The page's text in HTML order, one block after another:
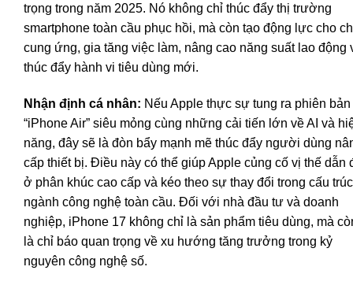
trọng trong năm 2025. Nó không chỉ thúc đẩy thị trường
smartphone toàn cầu phục hồi, mà còn tạo động lực cho
cung ứng, gia tăng việc làm, nâng cao năng suất lao động
thúc đẩy hành vi tiêu dùng mới.
Nhận định cá nhân: Nếu Apple thực sự tung ra phiên bản
“iPhone Air” siêu mỏng cùng những cải tiến lớn về AI và
năng, đây sẽ là đòn bẩy mạnh mẽ thúc đẩy người dùng
cấp thiết bị. Điều này có thể giúp Apple củng cố vị thế dẫn
ở phân khúc cao cấp và kéo theo sự thay đổi trong cấu trúc
ngành công nghệ toàn cầu. Đối với nhà đầu tư và doanh
nghiệp, iPhone 17 không chỉ là sản phẩm tiêu dùng, mà
là chỉ báo quan trọng về xu hướng tăng trưởng trong kỷ
nguyên công nghệ số.